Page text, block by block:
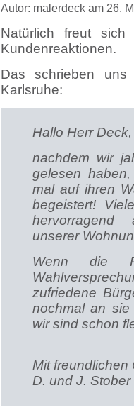
Autor: malerdeck am 26.
Natürlich freut
Kundenreaktionen.
Das schrieben
Karlsruhe:
Hallo Herr Deck,
nachdem wir
gelesen
mal auf ihren
begeistert!
hervorragend
unserer
Wenn die
zufriedene
nochmal an sie
wir sind schon
Mit freundlichen
D. und J. Stober